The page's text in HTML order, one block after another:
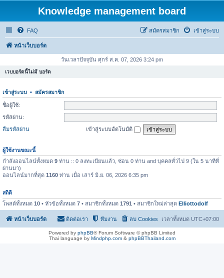
Knowledge management board
FAQ เข้าสู่ระบบ
สมัครสมาชิก
หน้าเว็บบอร์ด
วันเวลาปัจจุบัน ศุกร์ ส.ค. 07, 2026 3:24 pm
เวบบอร์ดนี้ไม่มี บอร์ด
เข้าสู่ระบบ • สมัครสมาชิก
ชื่อผู้ใช้:
รหัสผ่าน:
ลืมรหัสผ่าน เข้าสู่ระบบอัตโนมัติ
ผู้ใช้งานขณะนี้
กำลังออนไลน์ทั้งหมด 9 ท่าน :: 0 ลงทะเบียนแล้ว, ซ่อน 0 ท่าน and บุคคลทั่วไป 9 (ใน 5 นาทีที่
ผ่านมา)
ออนไลน์มากที่สุด 1160 ท่าน เมื่อ เสาร์ มิ.ย. 06, 2026 6:35 pm
สถิติ
โพสต์ทั้งหมด 10 • หัวข้อทั้งหมด 7 • สมาชิกทั้งหมด 1791 • สมาชิกใหม่ล่าสุด Elliottodolf
หน้าเว็บบอร์ด เวลาทั้งหมด UTC+07:00
ลบ Cookies
ทีมงาน
ติดต่อเรา
Powered by phpBB® Forum Software © phpBB Limited
Thai language by Mindphp.com& phpBBThailand.com